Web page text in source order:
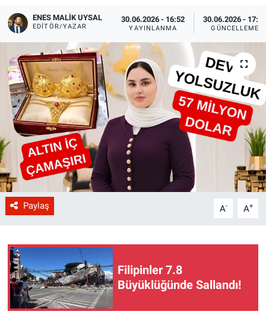
ENES MALİK UYSAL
EDITÖR/YAZAR
30.06.2026 - 16:52
YAYINLANMA
30.06.2026 -
GÜNCELLEME
Paylaş A- A+
Filipinler 7.8
Büyüklüğünde Sallandı!